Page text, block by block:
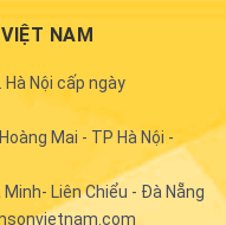
NAM
Hà Nội cấp ngày
Mai - TP Hà Nội -
Liên Chiểu - Đà Nẵng